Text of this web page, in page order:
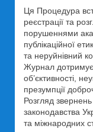
Ця Процедура
реєстрації та
порушеннями
публікаційної
та неруйнівний
Журнал
об’єктивності,
презумпції
Розгляд
законодавства
та міжнародних